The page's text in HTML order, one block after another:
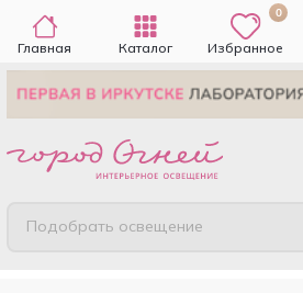
Главная Каталог
0
Избранное
Подобрать освещение